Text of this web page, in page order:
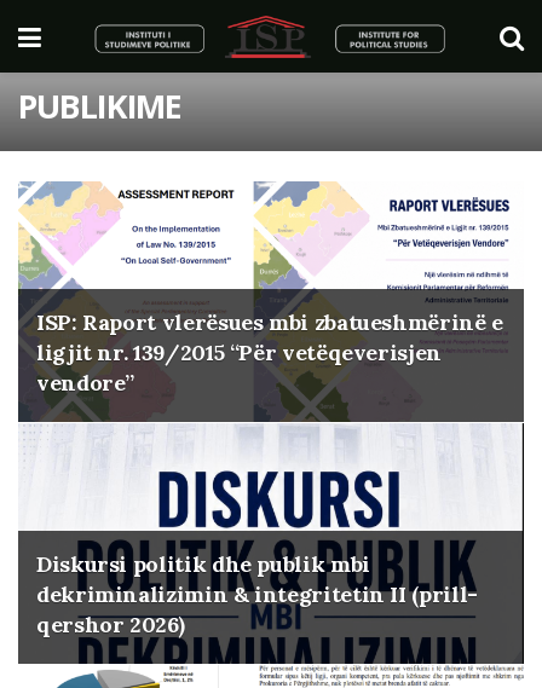
PUBLIKIME
ISP: Raport vlerësues mbi zbatueshmërinë e
ligjit nr. 139/2015 “Për vetëqeverisjen
vendore”
Diskursi politik dhe publik mbi
dekriminalizimin & integritetin II (prill-
qershor 2026)